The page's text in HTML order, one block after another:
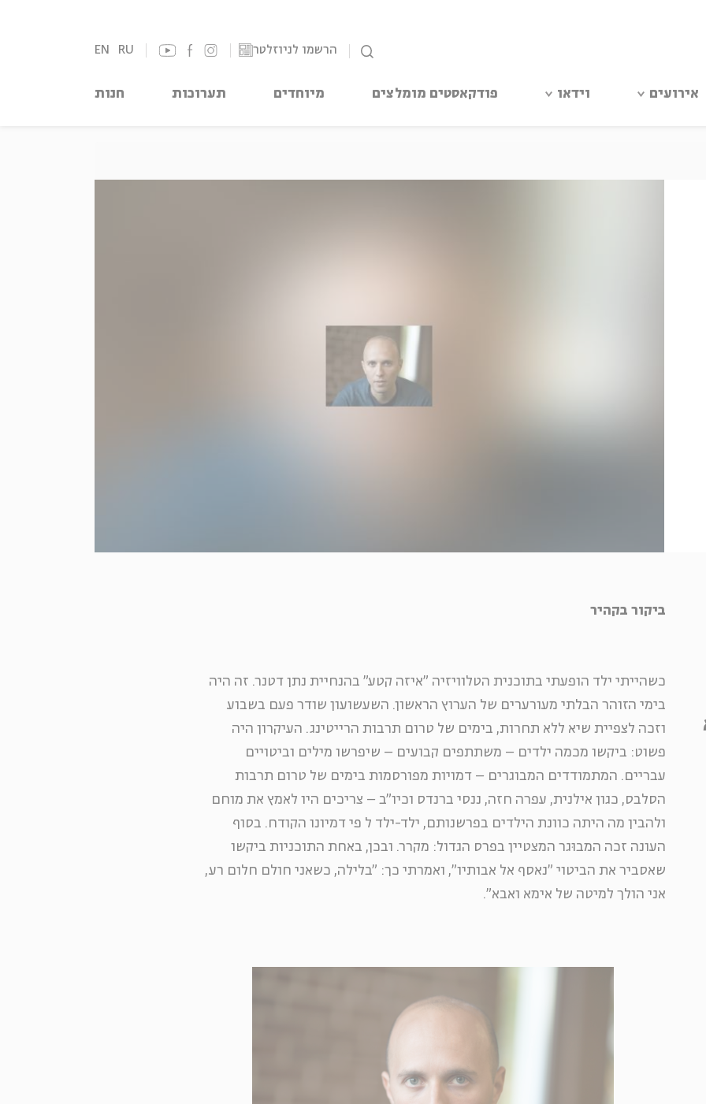
הרשמו לניוזלטר EN RU
אירועים וידאו פודקאסטים מומלצים מיוחדים תערוכות חנות
ביקור בקהיר
כשהייתי ילד הופעתי בתוכנית הטלוויזיה "איזה קטע" בהנחיית נתן דטנר. זה היה
בימי הזוהר הבלתי מעורערים של הערוץ הראשון. השעשועון שודר פעם בשבוע
וזכה לצפיית שיא ללא תחרות, בימים של טרום תרבות הרייטינג. העיקרון היה
פשוט: ביקשו מכמה ילדים – משתתפים קבועים – שיפרשו מילים וביטויים
עבריים. המתמודדים המבוגרים – דמויות מפורסמות בימים של טרום תרבות
הסלבס, כגון אילנית, עפרה חזה, ננסי ברנדס וכיו"ב – צריכים היו לאמץ את מוחם
ולהבין מה היתה כוונת הילדים בפרשנותם, ילד-ילד ל פי דמיונו הקודח. בסוף
העונה זכה המבוּגר המצטיין בפרס הגדול: מקרר. ובכן, באחת התוכניות ביקשו
שאסביר את הביטוי "נאסף אל אבותיו", ואמרתי כך: "בלילה, כשאני חולם חלום רע,
אני הולך למיטה של אימא ואבא".